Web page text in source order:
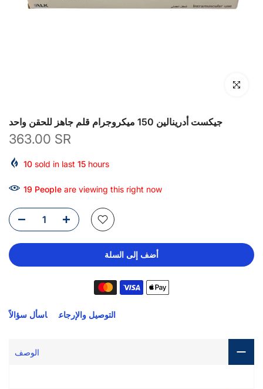
انقر للتكبير
جيكست أدرينالين 150 ميكروجرام قلم جاهز للحقن واحد
363.00 SR
10 sold in last 15 hours
19 People are viewing this right now
أضف إلى السلة
التوصيل والإرجاع اسأل سؤالاً
الوصف